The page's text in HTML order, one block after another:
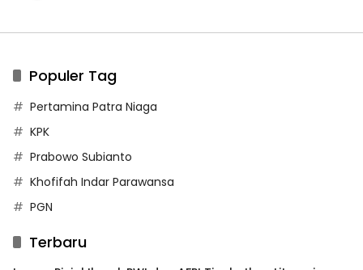
Populer Tag
Pertamina Patra Niaga
KPK
Prabowo Subianto
Khofifah Indar Parawansa
PGN
Terbaru